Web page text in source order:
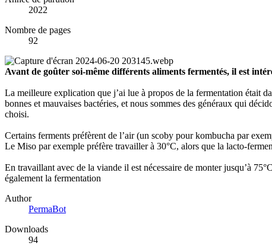
2022
Nombre de pages
92
Avant de goûter soi-même différents aliments fermentés, il est
La meilleure explication que j’ai lue à propos de la fermentation était
bonnes et mauvaises bactéries, et nous sommes des généraux qui
choisi.
Certains ferments préfèrent de l’air (un scoby pour kombucha par
Le Miso par exemple préfère travailler à 30°C, alors que la lacto-
En travaillant avec de la viande il est nécessaire de monter jusqu’à
également la fermentation
Author
PermaBot
Downloads
94